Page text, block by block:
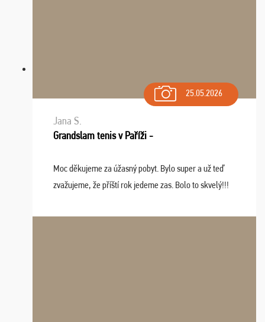
25.05.2026
Jana S.
Grandslam tenis v Paříži -
Moc děkujeme za úžasný pobyt. Bylo super a už teď
zvažujeme, že příští rok jedeme zas. Bolo to skvelý!!!